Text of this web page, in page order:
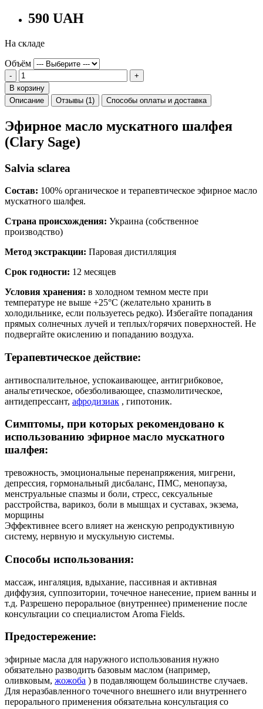
590 UAH
На складе
Объём
-
+
В корзину
Описание
Отзывы (1) Способы оплаты и доставка
Эфирное масло мускатного шалфея
(Clary Sage)
Salvia sclarea
Состав: 100% органическое и терапевтическое эфирное масло
мускатного шалфея.
Страна происхождения: Украина (собственное
производство)
Метод экстракции: Паровая дистилляция
Срок годности: 12 месяцев
Условия хранения: в холодном темном месте при
температуре не выше +25°C (желательно хранить в
холодильнике, если пользуетесь редко). Избегайте попадания
прямых солнечных лучей и теплых/горячих поверхностей. Не
подвергайте окислению и попаданию воздуха.
Терапевтическое действие:
антивоспалительное, успокаивающее, антигрибковое,
анальгетическое, обезболивающее, спазмолитическое,
антидепрессант, афродизиак , гипотоник.
Симптомы, при которых рекомендовано к
использованию эфирное масло мускатного
шалфея:
тревожность, эмоциональные перенапряжения, мигрени,
депрессия, гормональный дисбаланс, ПМС, менопауза,
менструальные спазмы и боли, стресс, сексуальные
расстройства, варикоз, боли в мышцах и суставах, экзема,
морщины
Эффективнее всего влияет на женскую репродуктивную
систему, нервную и мускульную системы.
Способы использования:
массаж, ингаляция, вдыхание, пассивная и активная
диффузия, суппозитории, точечное нанесение, прием ванны и
т.д. Разрешено пероральное (внутреннее) применение после
консультации со специалистом Aroma Fields.
Предостережение:
эфирные масла для наружного использования нужно
обязательно разводить базовым маслом (например,
оливковым, жожоба ) в подавляющем большинстве случаев.
Для неразбавленного точечного внешнего или внутреннего
перорального применения обязательна консультация со